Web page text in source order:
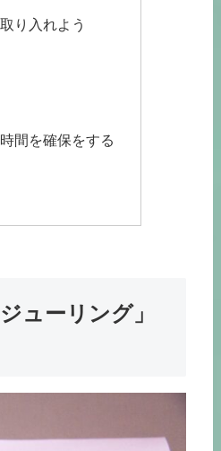
り入れよう
間を確保をする
ューリング」